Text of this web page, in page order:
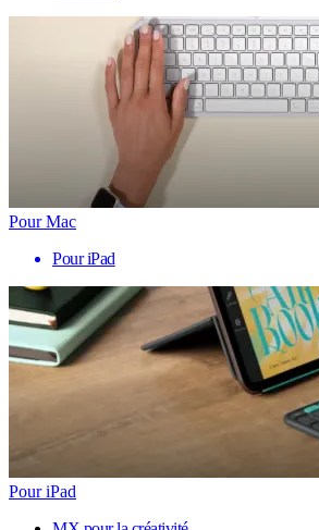
Pour Mac
Pour iPad
Pour iPad